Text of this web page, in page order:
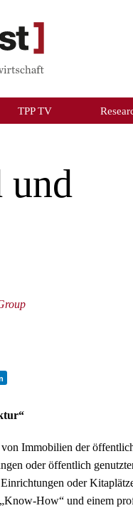
TPP TV
und
Immobilien der
oder öffentlich
oder
How“ und einem